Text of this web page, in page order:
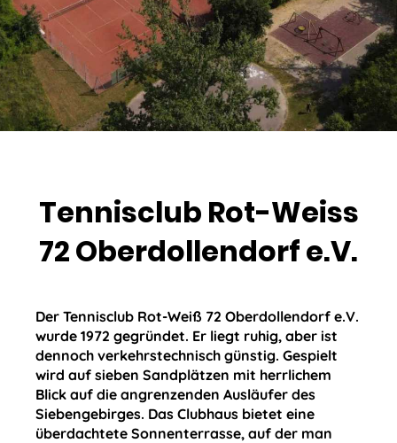
Tennisclub Rot-Weiss
72 Oberdollendorf e.V.
Der Tennisclub Rot-Weiß 72 Oberd­ollendorf e.V.
wurde 1972 gegrün­det. Er liegt ruhig, aber ist
dennoch verkehrs­technisch günstig. Gespielt
wird auf sieben Sandplätzen mit herrlichem
Blick auf die angrenzenden Ausläufer des
Siebengebirges. Das Clubhaus bietet eine
überdachtete Sonnenterrasse, auf der man